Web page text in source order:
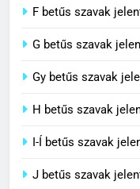
4
5
F betűs szavak
G betűs szavak
Gy betűs szavak
H betűs szavak
I-Í betűs szavak
J betűs szavak